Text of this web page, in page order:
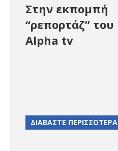
Στην εκπομπή
“ρεπορτάζ” του
Alpha tv
ΔΙΑΒΑΣΤΕ ΠΕΡΙΣΣΟΤΕΡΑ